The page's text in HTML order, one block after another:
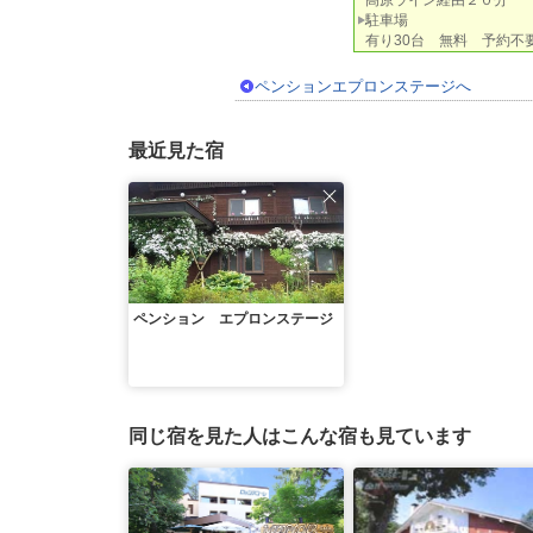
駐車場
有り30台 無料 予約不
ペンションエプロンステージへ
最近見た宿
ペンション エプロンステージ
同じ宿を見た人はこんな宿も見ています